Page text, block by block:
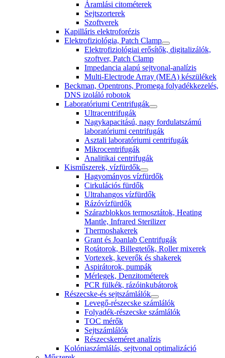
Áramlási citométerek
Sejtszorterek
Szoftverek
Kapilláris elektroforézis
Elektrofiziológia, Patch Clamp
Elektrofiziológiai erősítők, digitalizálók,
szoftver, Patch Clamp
Impedancia alapú sejtvonal-analízis
Multi-Electrode Array (MEA) készülékek
Beckman, Opentrons, Promega folyadékkezelés,
DNS izoláló robotok
Laboratóriumi Centrifugák
Ultracentrifugák
Nagykapacitású, nagy fordulatszámú
laboratóriumi centrifugák
Asztali laboratóriumi centrifugák
Mikrocentrifugák
Analitikai centrifugák
Kisműszerek, vízfürdők
Hagyományos vízfürdők
Cirkulációs fürdők
Ultrahangos vízfürdők
Rázóvízfürdők
Szárazblokkos termosztátok, Heating
Mantle, Infrared Sterilizer
Thermoshakerek
Grant és Joanlab Centrifugák
Rotátorok, Billegtetők, Roller mixerek
Vortexek, keverők és shakerek
Aspirátorok, pumpák
Mérlegek, Denzitométerek
PCR fülkék, rázóinkubátorok
Részecske-és sejtszámlálók
Levegő-részecske számlálók
Folyadék-részecske számlálók
TOC mérők
Sejtszámlálók
Részecskeméret analízis
Kolóniaszámlálás, sejtvonal optimalizáció